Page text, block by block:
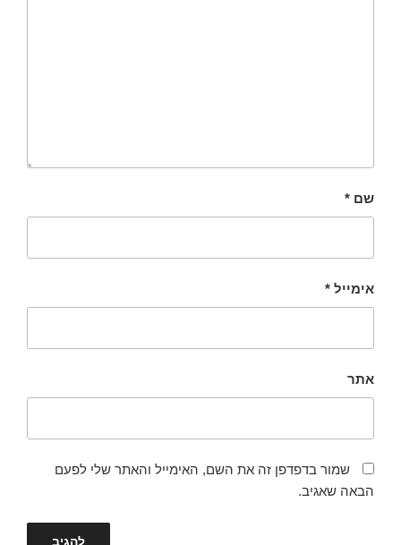
שם *
אימייל *
אתר
שמור בדפדפן זה את השם, האימייל והאתר שלי לפעם
הבאה שאגיב.